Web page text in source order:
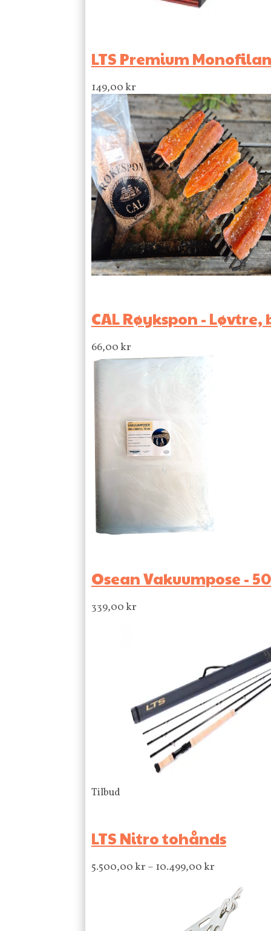
LTS Premium
149,00kr
CAL Røykspon -
66,00kr
Osean Vakuumpose -
339,00kr
Tilbud
LTS Nitro tohånds
5.500,00kr – 10.499,00kr
10.499,00